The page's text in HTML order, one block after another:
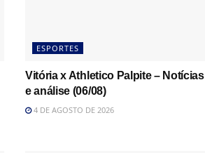
ESPORTES
Vitória x Athletico Palpite – Notícias
e análise (06/08)
4 DE AGOSTO DE 2026